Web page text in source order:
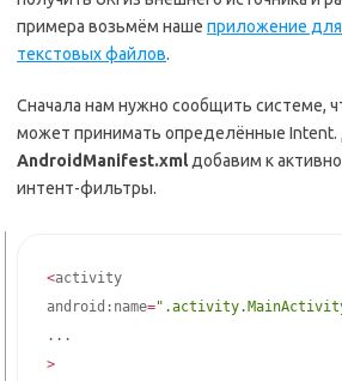
примера возьмём наше приложение
текстовых файлов.
Сначала нам нужно сообщить системе,
может принимать определённые Intent.
AndroidManifest.xmlдобавим к
интент-фильтры.
<activity
android:name=
..
>